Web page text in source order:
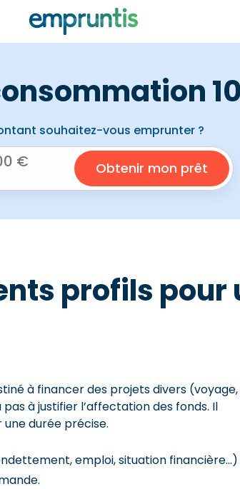
souhaitez-vous emprunter ?
profils pour
à financer des projets divers (voyage,
à justifier l’affectation des fonds. Il
durée précise.
emploi, situation financière…)